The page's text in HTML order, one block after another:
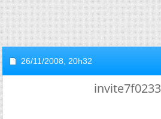
26/11/2008, 20h32